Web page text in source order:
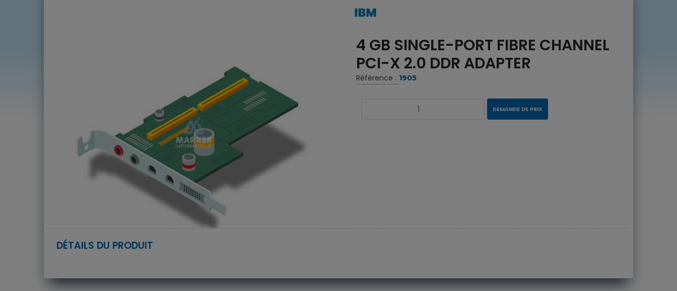
4 GB SINGLE-PORT FIBRE CHANNEL
PCI-X 2.0 DDR ADAPTER
Référence : 1905
DEMANDE DE PRIX
DÉTAILS DU PRODUIT